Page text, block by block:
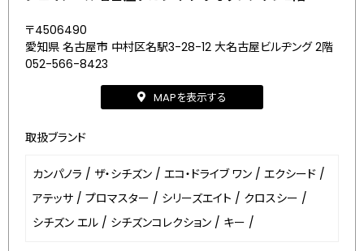
〒4506490
愛知県 名古屋市 中村区名駅3-28-12 大名古屋ビルヂング 2階
052-566-8423
MAPを表示する
取扱ブランド
カンパノラ / ザ・シチズン / エコ・ドライブ ワン / エクシード /
アテッサ / プロマスター / シリーズエイト / クロスシー /
シチズン エル / シチズンコレクション / キー /